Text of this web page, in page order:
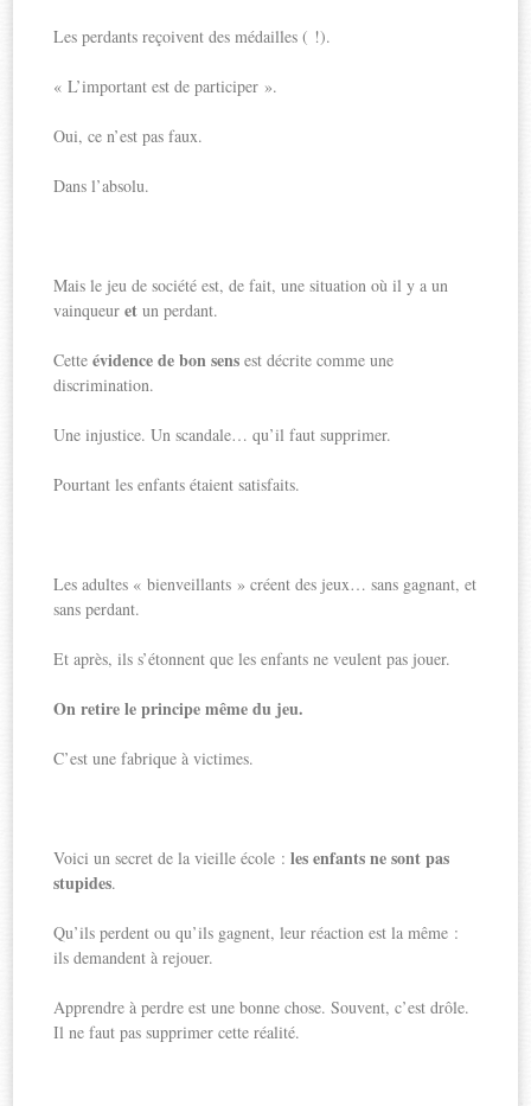
Les perdants reçoivent des médailles ( !).
« L’important est de participer ».
Oui, ce n’est pas faux.
Dans l’absolu.
Mais le jeu de société est, de fait, une situation où il y a un
vainqueuret un perdant.
Cetteévidence de bon sens est décrite comme une
discrimination.
Une injustice. Un scandale… qu’il faut supprimer.
Pourtant les enfants étaient satisfaits.
Les adultes « bienveillants » créent des jeux… sans gagnant, et
sans perdant.
Et après, ils s’étonnent que les enfants ne veulent pas jouer.
On retire le principe même du jeu.
C’est une fabrique à victimes.
Voici un secret de la vieille école :les enfants ne sont pas
stupides.
Qu’ils perdent ou qu’ils gagnent, leur réaction est la même :
ils demandent à rejouer.
Apprendre à perdre est une bonne chose. Souvent, c’est drôle.
Il ne faut pas supprimer cette réalité.